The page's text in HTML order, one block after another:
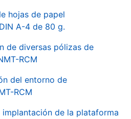
hojas de papel
A-4 de 80 g.
de diversas pólizas de
RCM
del entorno de
RCM
implantación de la plataforma